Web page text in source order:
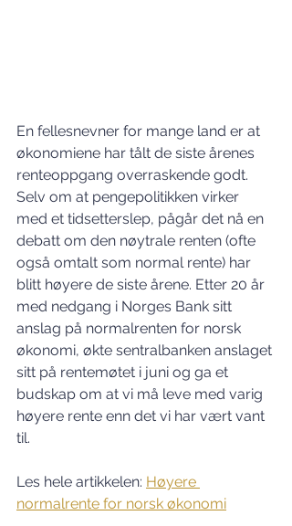
En fellesnevner for mange land er at
økonomiene har tålt de siste årenes
renteoppgang overraskende godt.
Selv om at pengepolitikken virker
med et tidsetterslep, pågår det nå en
debatt om den nøytrale renten (ofte
også omtalt som normal rente) har
blitt høyere de siste årene. Etter 20 år
med nedgang i Norges Bank sitt
anslag på normalrenten for norsk
økonomi, økte sentralbanken anslaget
sitt på rentemøtet i juni og ga et
budskap om at vi må leve med varig
høyere rente enn det vi har vært vant
til.
Les hele artikkelen: Høyere
normalrente for norsk økonomi